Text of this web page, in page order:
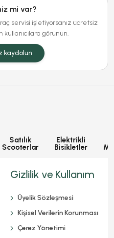
mi var?
servisi işletiyorsanız ücretsiz
görünün.
kaydolun
Satılık
Scooterlar
Elektrikli
Bisikletler
Gizlilik ve Kullanım
Üyelik Sözleşmesi
Kişisel Verilerin Korunması
Çerez Yönetimi